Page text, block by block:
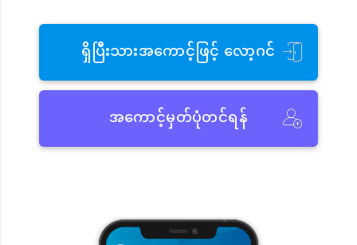
ရှိပြီးသားအကောင့်ဖြင့် လော့ဂင်
အကောင့်မှတ်ပုံတင်ရန်